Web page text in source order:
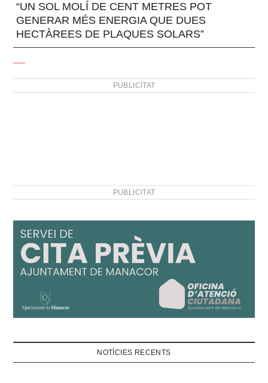
“UN SOL MOLÍ DE CENT METRES POT
GENERAR MÉS ENERGIA QUE DUES
HECTÀREES DE PLAQUES SOLARS”
PUBLICITAT
PUBLICITAT
NOTÍCIES RECENTS